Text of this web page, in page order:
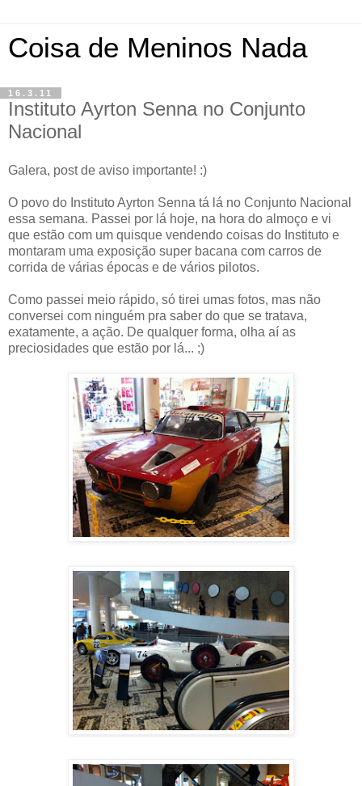
Coisa de Meninos Nada
16.3.11
Instituto Ayrton Senna no Conjunto
Nacional
Galera, post de aviso importante! :)
O povo do Instituto Ayrton Senna tá lá no Conjunto Nacional
essa semana. Passei por lá hoje, na hora do almoço e vi
que estão com um quisque vendendo coisas do Instituto e
montaram uma exposição super bacana com carros de
corrida de várias épocas e de vários pilotos.
Como passei meio rápido, só tirei umas fotos, mas não
conversei com ninguém pra saber do que se tratava,
exatamente, a ação. De qualquer forma, olha aí as
preciosidades que estão por lá... ;)